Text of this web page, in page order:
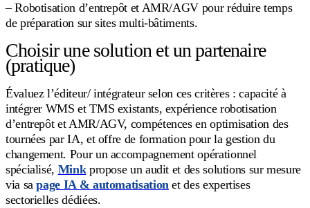
– Robotisation d’entrepôt et AMR/AGV pour réduire temps
de préparation sur sites multi-bâtiments.
Choisir une solution et un partenaire
(pratique)
Évaluez l’éditeur/ intégrateur selon ces critères : capacité à
intégrer WMS et TMS existants, expérience robotisation
d’entrepôt et AMR/AGV, compétences en optimisation des
tournées par IA, et offre de formation pour la gestion du
changement. Pour un accompagnement opérationnel
spécialisé, Minkpropose un audit et des solutions sur mesure
via sapage IA & automatisationet des expertises
sectorielles dédiées.